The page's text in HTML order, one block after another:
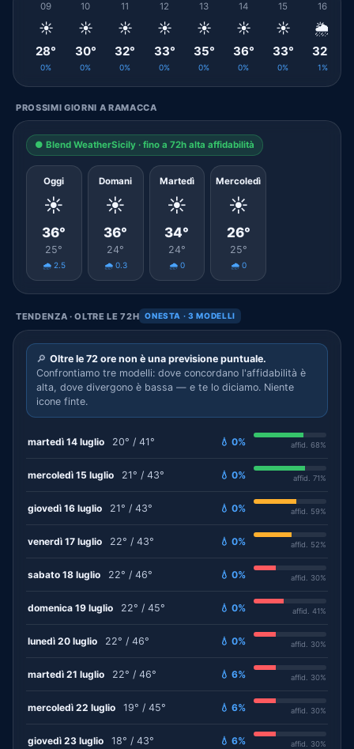
09
☀️
28°
0%
10
☀️
30°
0%
11
☀️
32°
0%
12
☀️
33°
0%
13
☀️
35°
0%
14
☀️
36°
0%
15
☀️
33°
0%
16
🌦️
32°
1%
PROSSIMI GIORNI A RAMACCA
● Blend WeatherSicily · fino a 72h alta affidabilità
Oggi
☀️
36°
25°
🌧️ 2.5
Domani
☀️
36°
24°
🌧️ 0.3
Martedì
☀️
34°
24°
🌧️ 0
Mercoledì
☀️
26°
25°
🌧️ 0
TENDENZA · OLTRE LE 72H ONESTA · 3 MODELLI
🔎 Oltre le 72 ore non è una previsione puntuale.
Confrontiamo tre modelli: dove concordano l'affidabilità è
alta, dove divergono è bassa — e te lo diciamo. Niente
icone finte.
martedì 14 luglio 20° / 41° 💧 0% affid. 68%
mercoledì 15 luglio 21° / 43° 💧 0% affid. 71%
giovedì 16 luglio 21° / 43° 💧 0% affid. 59%
venerdì 17 luglio 22° / 43° 💧 0% affid. 52%
sabato 18 luglio 22° / 46° 💧 0% affid. 30%
domenica 19 luglio 22° / 45° 💧 0% affid. 41%
lunedì 20 luglio 22° / 46° 💧 0% affid. 30%
martedì 21 luglio 22° / 46° 💧 6% affid. 30%
mercoledì 22 luglio 19° / 45° 💧 6% affid. 30%
giovedì 23 luglio 18° / 43° 💧 6% affid. 30%